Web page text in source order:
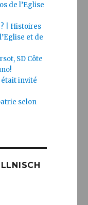
de l’Eglise
| Histoires
et de
SD Côte
était invité
selon